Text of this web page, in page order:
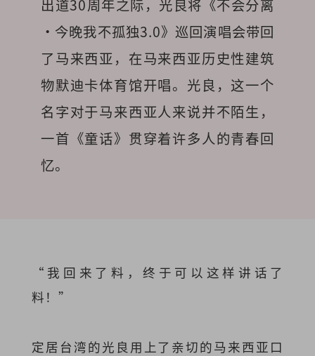
出道30周年之际，光良将《不会分离
·今晚我不孤独3.0》巡回演唱会带回
了马来西亚，在马来西亚历史性建筑
物默迪卡体育馆开唱。光良，这一个
名字对于马来西亚人来说并不陌生，
一首《童话》贯穿着许多人的青春回
忆。
“我回来了料，终于可以这样讲话了
料！”
定居台湾的光良用上了亲切的马来西亚口